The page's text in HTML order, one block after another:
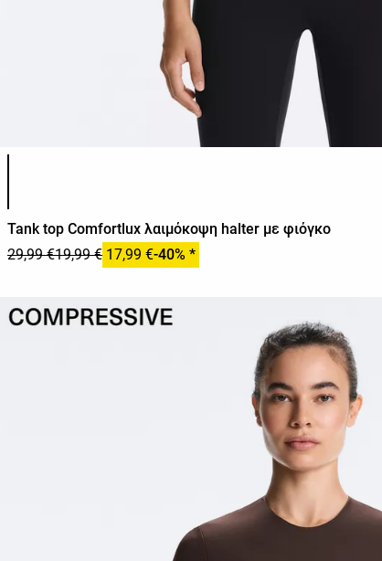
Tank top Comfortlux λαιμόκοψη halter με φιόγκο
29,99 €19,99 € 17,99 €-40% *